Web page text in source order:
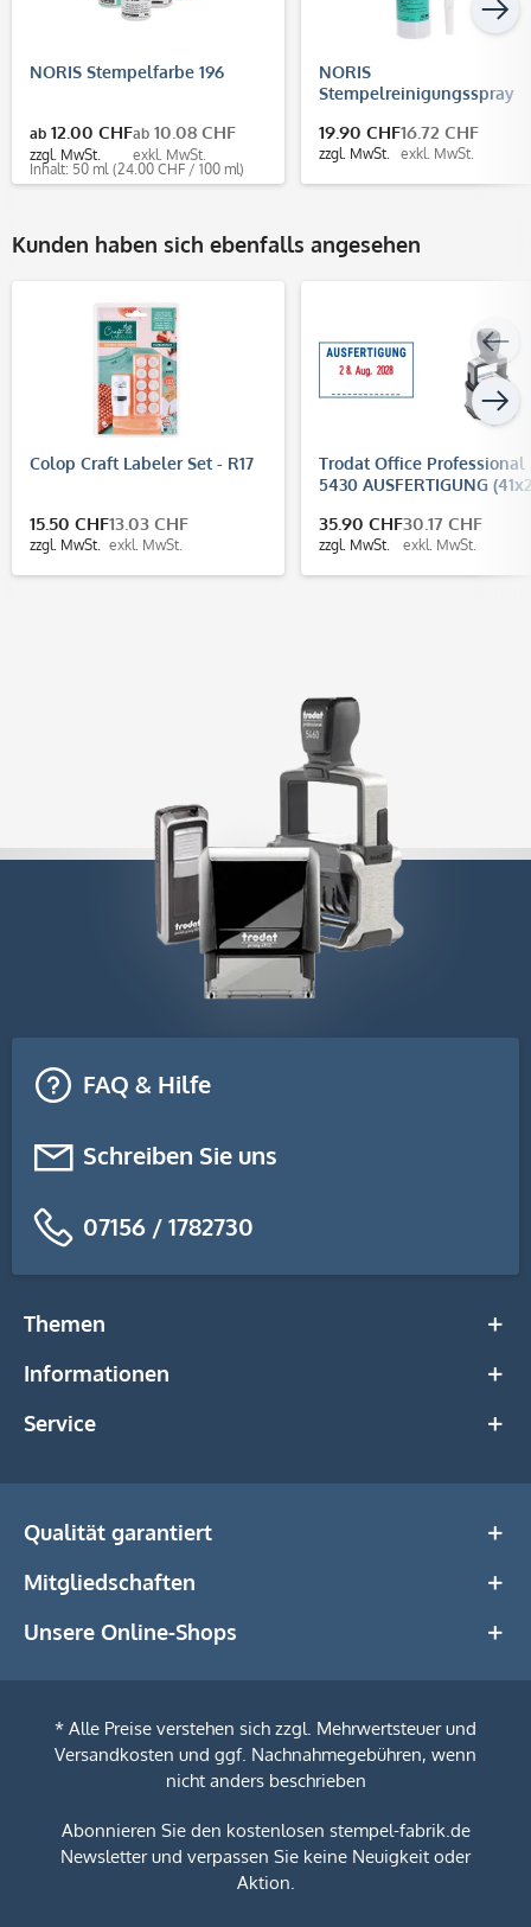
NORIS Stempelfarbe 196
ab 12.00 CHF
zzgl. MwSt.
ab 10.08 CHF
exkl. MwSt.
Inhalt: 50 ml (24.00 CHF / 100 ml)
NORIS
Stempelreinigungsspray
19.90 CHF
zzgl. MwSt.
16.72 CHF
exkl. MwSt.
Kunden haben sich ebenfalls angesehen
Colop Craft Labeler Set - R17
15.50 CHF
zzgl. MwSt.
13.03 CHF
exkl. MwSt.
Trodat Office Professional
5430 AUSFERTIGUNG
35.90 CHF
zzgl. MwSt.
30.17 CHF
exkl. MwSt.
FAQ & Hilfe
Schreiben Sie uns
07156 / 1782730
Themen
Informationen
Service
Qualität garantiert
Mitgliedschaften
Unsere Online-Shops
* Alle Preise verstehen sich zzgl. Mehrwertsteuer und
Versandkosten und ggf. Nachnahmegebühren, wenn
nicht anders beschrieben
Abonnieren Sie den kostenlosen stempel-fabrik.de
Newsletter und verpassen Sie keine Neuigkeit oder
Aktion.